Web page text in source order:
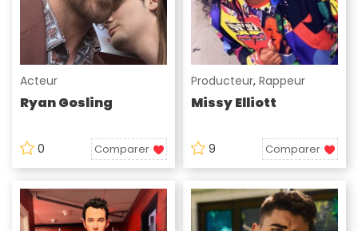
Acteur
Ryan Gosling
0 Comparer
Producteur, Rappeur
Missy Elliott
9 Comparer